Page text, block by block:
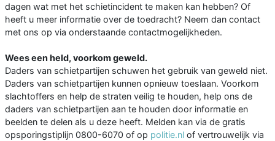
dagen wat met het schietincident te maken kan hebben? Of
heeft u meer informatie over de toedracht? Neem dan contact
met ons op via onderstaande contactmogelijkheden.
Wees een held, voorkom geweld.
Daders van schietpartijen schuwen het gebruik van geweld niet.
Daders van schietpartijen kunnen opnieuw toeslaan. Voorkom
slachtoffers en help de straten veilig te houden, help ons de
daders van schietpartijen aan te houden door informatie en
beelden te delen als u deze heeft. Melden kan via de gratis
opsporingstiplijn 0800-6070 of op politie.nl of vertrouwelijk via